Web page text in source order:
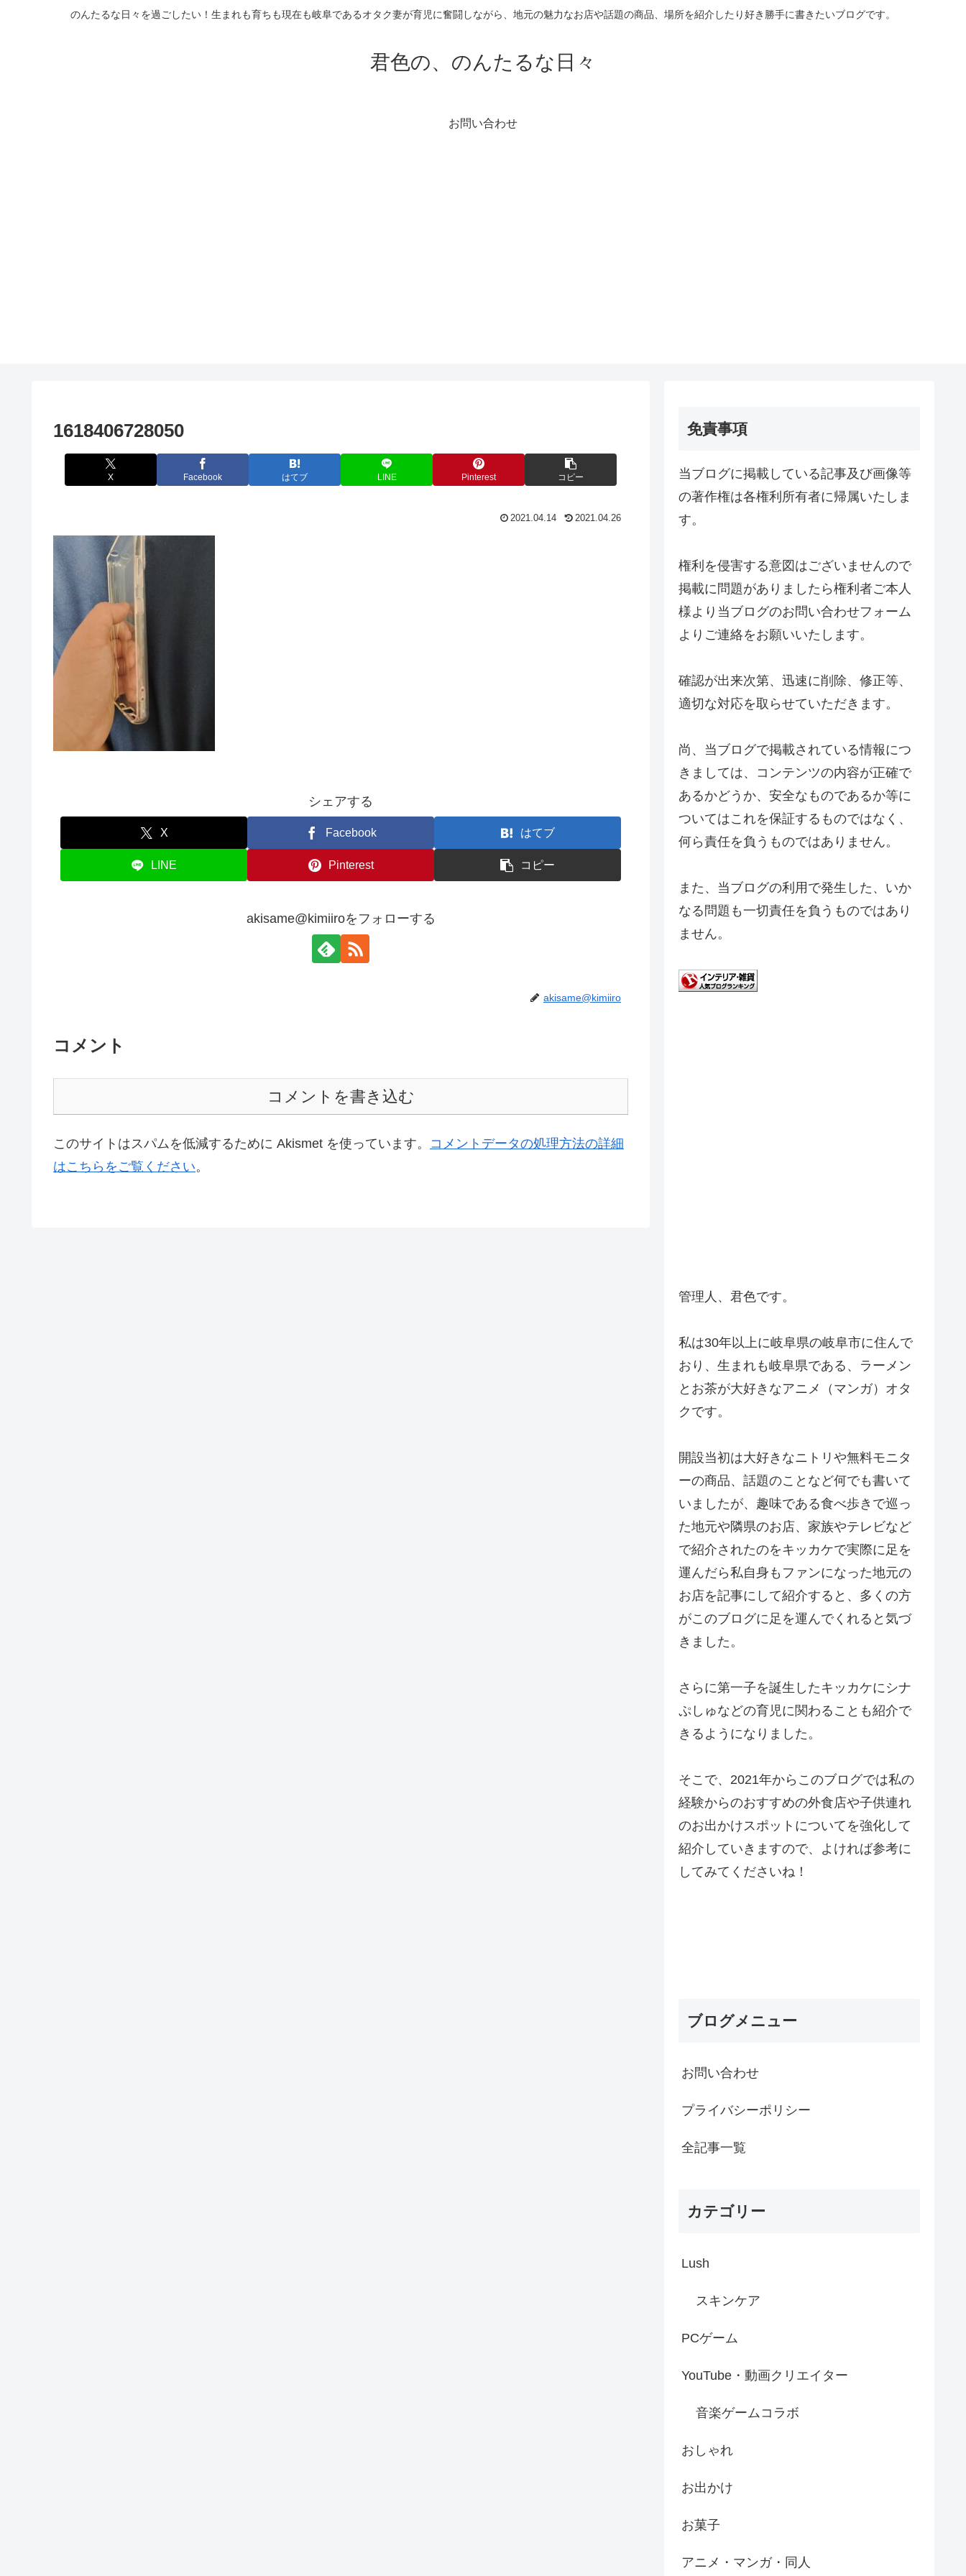
のんたるな日々を過ごしたい！生まれも育ちも現在も岐阜であるオタク妻が育児に奮闘しながら、地元の魅力なお店や話題の商品、場所を紹介したり好き勝手に書きたいブログです。
君色の、のんたるな日々
お問い合わせ
1618406728050
X Facebook はてブ LINE Pinterest コピー
2021.04.14 2021.04.26
シェアする
X Facebook はてブ
LINE Pinterest コピー
akisame@kimiiroをフォローする
akisame@kimiiro
コメント
コメントを書き込む
このサイトはスパムを低減するために Akismet を使っています。 コメントデータの処理方法の詳細
はこちらをご覧ください。
免責事項
当ブログに掲載している記事及び画像等
の著作権は各権利所有者に帰属いたしま
す。
権利を侵害する意図はございませんので
掲載に問題がありましたら権利者ご本人
様より当ブログのお問い合わせフォーム
よりご連絡をお願いいたします。
確認が出来次第、迅速に削除、修正等、
適切な対応を取らせていただきます。
尚、当ブログで掲載されている情報につ
きましては、コンテンツの内容が正確で
あるかどうか、安全なものであるか等に
ついてはこれを保証するものではなく、
何ら責任を負うものではありません。
また、当ブログの利用で発生した、いか
なる問題も一切責任を負うものではあり
ません。
管理人、君色です。
私は30年以上に岐阜県の岐阜市に住んで
おり、生まれも岐阜県である、ラーメン
とお茶が大好きなアニメ（マンガ）オタ
クです。
開設当初は大好きなニトリや無料モニタ
ーの商品、話題のことなど何でも書いて
いましたが、趣味である食べ歩きで巡っ
た地元や隣県のお店、家族やテレビなど
で紹介されたのをキッカケで実際に足を
運んだら私自身もファンになった地元の
お店を記事にして紹介すると、多くの方
がこのブログに足を運んでくれると気づ
きました。
さらに第一子を誕生したキッカケにシナ
ぷしゅなどの育児に関わることも紹介で
きるようになりました。
そこで、2021年からこのブログでは私の
経験からのおすすめの外食店や子供連れ
のお出かけスポットについてを強化して
紹介していきますので、よければ参考に
してみてくださいね！
ブログメニュー
お問い合わせ
プライバシーポリシー
全記事一覧
カテゴリー
Lush
スキンケア
PCゲーム
YouTube・動画クリエイター
音楽ゲームコラボ
おしゃれ
お出かけ
お菓子
アニメ・マンガ・同人